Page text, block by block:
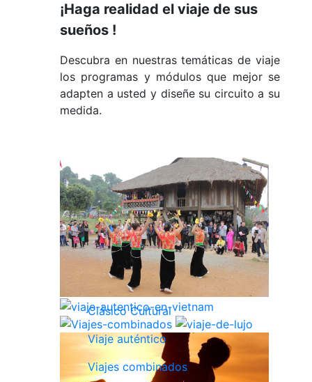
¡Haga realidad el viaje de sus
sueños !
Descubra en nuestras temáticas de viaje
los programas y módulos que mejor se
adapten a usted y diseñe su circuito a su
medida.
Clásico Cultural
Viaje auténtico
Viajes combinados